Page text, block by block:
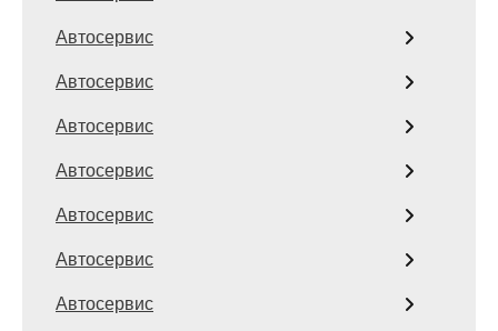
Автосервис
Автосервис
Автосервис
Автосервис
Автосервис
Автосервис
Автосервис